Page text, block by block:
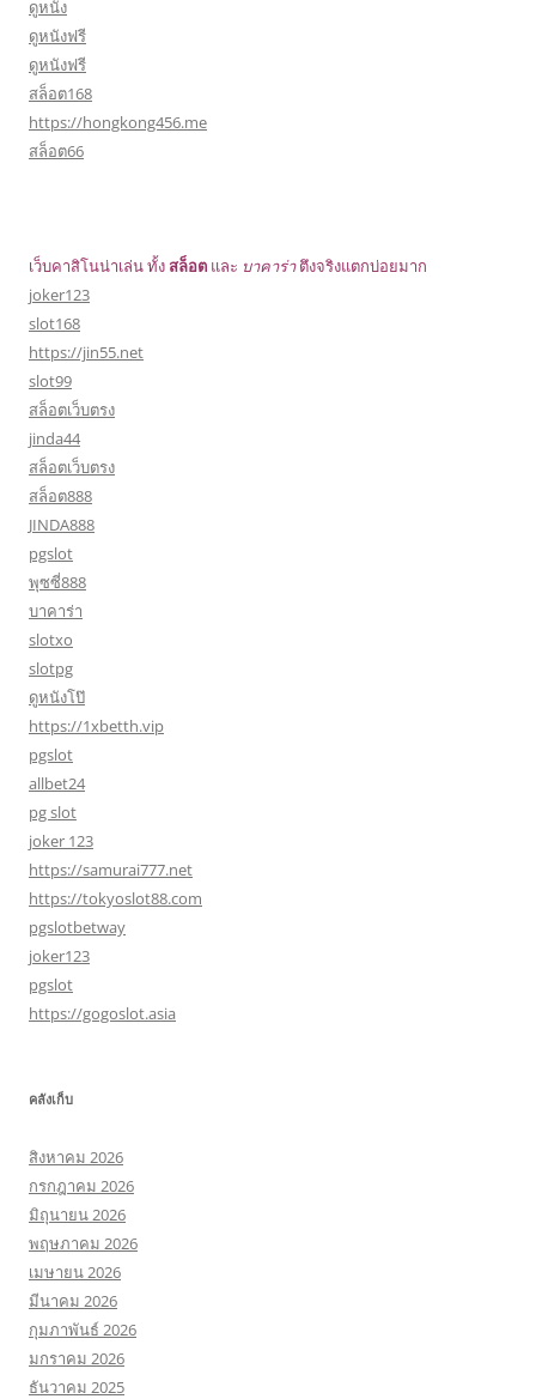
ดูหนัง
ดูหนังฟรี
ดูหนังฟรี
สล็อต168
https://hongkong456.me
สล็อต66
เว็บคาสิโนน่าเล่น ทั้งสล็อต และ บาคาร่าตึงจริงแตกบ่อยมาก
joker123
slot168
https://jin55.net
slot99
สล็อตเว็บตรง
jinda44
สล็อตเว็บตรง
สล็อต888
JINDA888
pgslot
พุซซี่888
บาคาร่า
slotxo
slotpg
ดูหนังโป๊
https://1xbetth.vip
pgslot
allbet24
pg slot
joker 123
https://samurai777.net
https://tokyoslot88.com
pgslotbetway
joker123
pgslot
https://gogoslot.asia
คลังเก็บ
สิงหาคม 2026
กรกฎาคม 2026
มิถุนายน 2026
พฤษภาคม 2026
เมษายน 2026
มีนาคม 2026
กุมภาพันธ์ 2026
มกราคม 2026
ธันวาคม 2025